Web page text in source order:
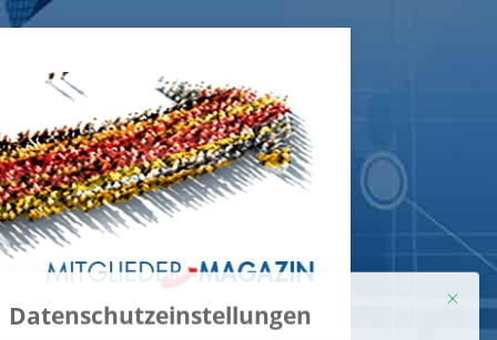
unserer Website. Einige von ihnen sind essenziell, während andere uns
Ihre Erfahrung zu verbessern.
alt sind und Ihre Zustimmung zu freiwilligen Diensten geben möchten,
um Erlaubnis bitten.
und andere Technologien auf unserer Website. Einige von ihnen sind
uns helfen, diese Website und Ihre Erfahrung zu verbessern.
können verarbeitet werden (z. B. IP-Adressen), z. B. für
und Inhalte oder Anzeigen- und Inhaltsmessung.
Verwendung Ihrer Daten finden Sie in unserer
jederzeit unterEinstellungenwiderrufen oder anpassen.